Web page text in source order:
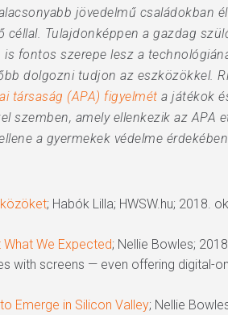
jövedelmű családokban
Tulajdonképpen a gazdag
fontos szerepe lesz a
dolgozni tudjon az eszközökkel.
társaság (APA) figyelmét a játékok
szemben, amely ellenkezik az APA
a gyermekek védelme
; Habók Lilla; HWSW.hu; 2018.
We Expected; Nellie Bowles;
with screens — even offering digital-
Emerge in Silicon Valley; Nellie